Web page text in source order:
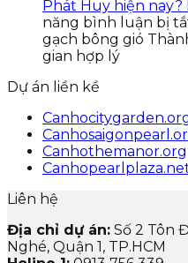
Phát Huy hiện
năng bình luận bị
gạch bông gió
gian hợp lý
Dự án liền kề
Canhothemanor.org
Liên hệ
Địa chỉ dự án: Số 2 Tôn
Nghé, Quận 1, TP.HCM